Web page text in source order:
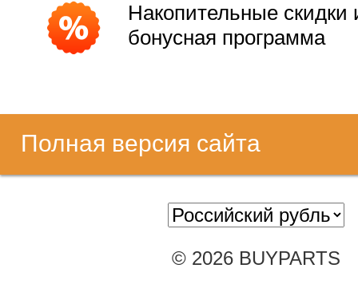
Накопительные скидки
бонусная программа
Полная версия сайта
© 2026 BUYPARTS